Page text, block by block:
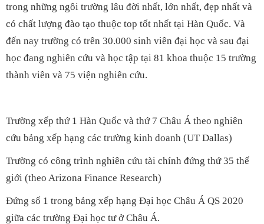
trong những ngôi trường lâu đời nhất, lớn nhất, đẹp nhất và
có chất lượng đào tạo thuộc top tốt nhất tại Hàn Quốc. Và
đến nay trường có trên 30.000 sinh viên đại học và sau đại
học đang nghiên cứu và học tập tại 81 khoa thuộc 15 trường
thành viên và 75 viện nghiên cứu.
Trường xếp thứ 1 Hàn Quốc và thứ 7 Châu Á theo nghiên
cứu bảng xếp hạng các trường kinh doanh (UT Dallas)
Trường có công trình nghiên cứu tài chính đứng thứ 35 thế
giới (theo Arizona Finance Research)
Đứng số 1 trong bảng xếp hạng Đại học Châu Á QS 2020
giữa các trường Đại học tư ở Châu Á.